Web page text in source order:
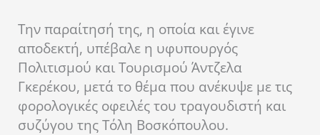
Την παραίτησή της, η οποία και έγινε
αποδεκτή, υπέβαλε η υφυπουργός
Πολιτισμού και Τουρισμού Άντζελα
Γκερέκου, μετά το θέμα που ανέκυψε με τις
φορολογικές οφειλές του τραγουδιστή και
συζύγου της Τόλη Βοσκόπουλου.